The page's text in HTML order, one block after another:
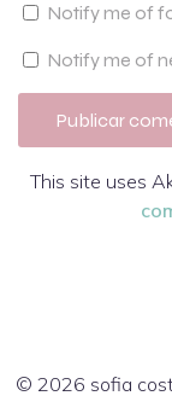
Notify me of
Notify me of
This site uses
© 2026 sofia